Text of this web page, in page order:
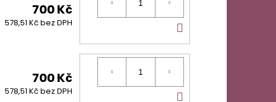
700 Kč
578,51 Kč bez DPH
KOŠÍKU
700 Kč
578,51 Kč bez DPH